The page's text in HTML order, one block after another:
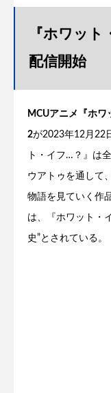
『ホワッ
配信開始
MCUアニメ『ホワ
2が2023年12月22
ト・イフ…？』は
ウアトゥを通して
物語を見ていく作
は、『ホワット・
史”とされている。